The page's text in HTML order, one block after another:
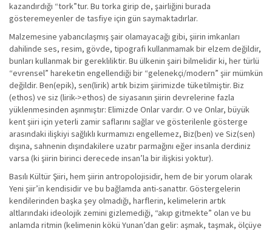
kazandırdığı “tork”tur. Bu torka girip de, şairliğini burada
gösteremeyenler de tasfiye için gün saymaktadırlar.
Malzemesine yabancılaşmış şair olamayacağı gibi, şiirin imkanları
dahilinde ses, resim, gövde, tipografi kullanmamak bir elzem değildir,
bunları kullanmak bir gerekliliktir. Bu ülkenin şairi bilmelidir ki, her türlü
“evrensel” hareketin engellendiği bir “gelenekçi/modern” şiir mümkün
değildir. Ben(epik), sen(lirik) artık bizim şiirimizde tüketilmiştir. Biz
(ethos) ve siz (lirik->ethos) de siyasanın şiirin devrelerine fazla
yüklenmesinden aşınmıştır: Elimizde Onlar vardır. O ve Onlar, büyük
kent şiiri için yeterli zamir saflarını sağlar ve gösterilenle gösterge
arasındaki ilişkiyi sağlıklı kurmamızı engellemez, Biz(ben) ve Siz(sen)
dışına, sahnenin dışındakilere uzatır parmağını eğer insanla derdiniz
varsa (ki şiirin birinci derecede insan’la bir ilişkisi yoktur).
Basılı Kültür Şiiri, hem şiirin antropolojisidir, hem de bir yorum olarak
Yeni şiir’in kendisidir ve bu bağlamda anti-sanattır. Göstergelerin
kendilerinden başka şey olmadığı, harflerin, kelimelerin artık
altlarındaki ideolojik zemini gizlemediği, “akıp gitmekte” olan ve bu
anlamda ritmin (kelimenin kökü Yunan’dan gelir: aşmak, taşmak, ölçüye